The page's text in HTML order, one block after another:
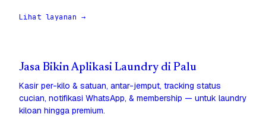
Lihat layanan →
Jasa Bikin Aplikasi Laundry di Palu
Kasir per-kilo & satuan, antar-jemput, tracking status
cucian, notifikasi WhatsApp, & membership — untuk laundry
kiloan hingga premium.